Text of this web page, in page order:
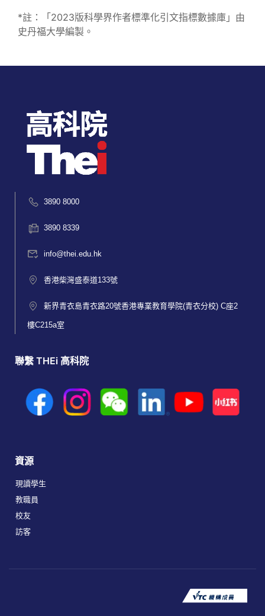
*註：「2023版科學界作者標準化引文指標數據庫」由
史丹福大學編製。
3890 8000
3890 8339
info@thei.edu.hk
香港柴灣盛泰道133號
新界青衣島青衣路20號香港專業教育學院(青衣分校) C座2
樓C215a室
聯繫 THEi 高科院
資源
現讀學生
教職員
校友
訪客